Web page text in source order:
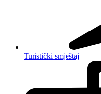
Turistički smještaj